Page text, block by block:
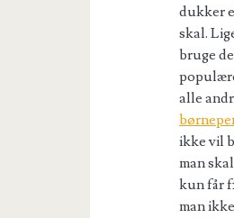
dukker
skal.
bruge
alle
ikke vil
man
kun får
man